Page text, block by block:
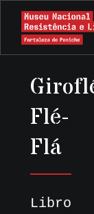
Flé-
Flá
Libro